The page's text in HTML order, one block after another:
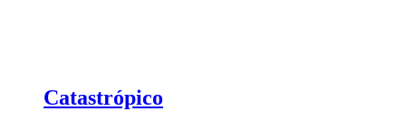
Catastrópico